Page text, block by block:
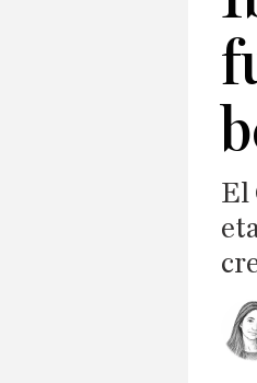
El